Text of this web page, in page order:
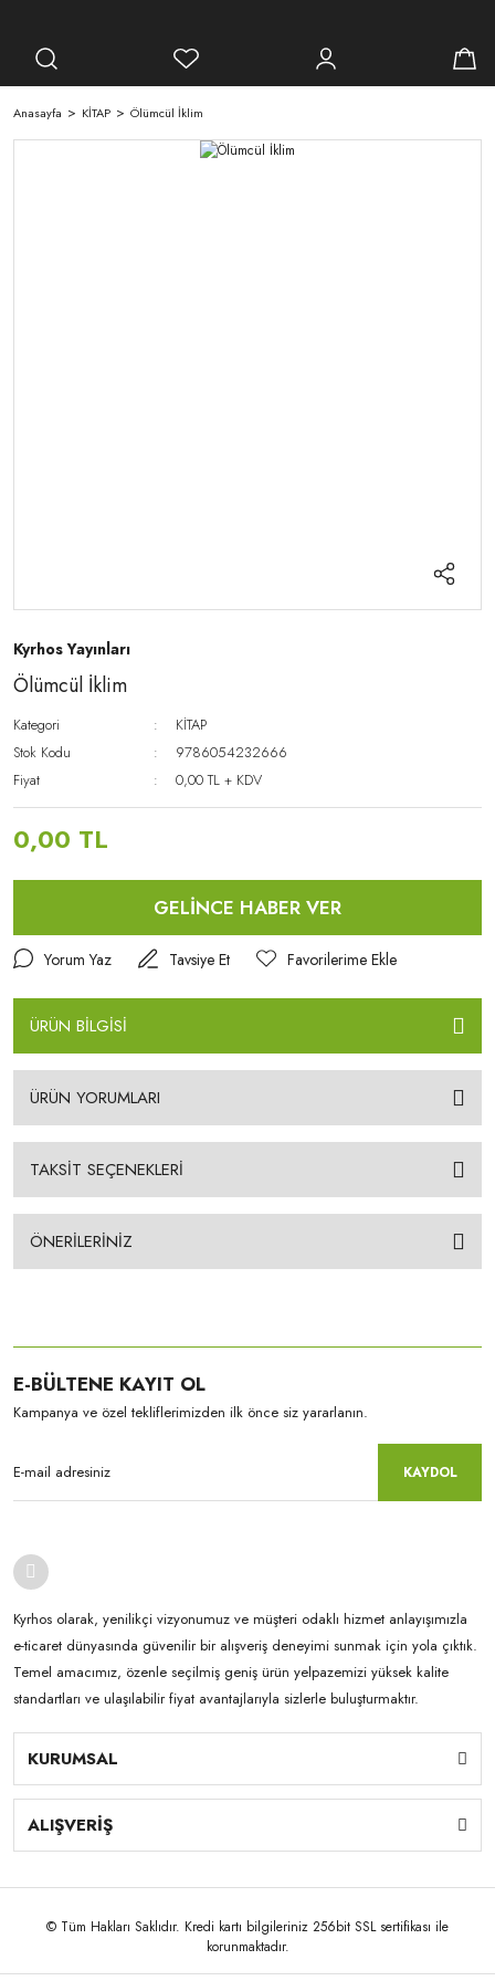
Anasayfa KİTAP Ölümcül İklim
Kyrhos Yayınları
Ölümcül İklim
Kategori
KİTAP
Stok Kodu
9786054232666
Fiyat
0,00 TL + KDV
0,00 TL
GELİNCE HABER VER
Yorum Yaz Tavsiye Et
ÜRÜN BİLGİSİ
ÜRÜN YORUMLARI
TAKSİT SEÇENEKLERİ
ÖNERİLERİNİZ
E-BÜLTENE KAYIT OL
Kampanya ve özel tekliflerimizden ilk önce siz yararlanın.
KAYDOL
Kyrhos olarak, yenilikçi vizyonumuz ve müşteri odaklı hizmet anlayışımızla
e-ticaret dünyasında güvenilir bir alışveriş deneyimi sunmak için yola çıktık.
Temel amacımız, özenle seçilmiş geniş ürün yelpazemizi yüksek kalite
standartları ve ulaşılabilir fiyat avantajlarıyla sizlerle buluşturmaktır.
KURUMSAL
ALIŞVERİŞ
© Tüm Hakları Saklıdır. Kredi kartı bilgileriniz 256bit SSL sertifikası ile
korunmaktadır.